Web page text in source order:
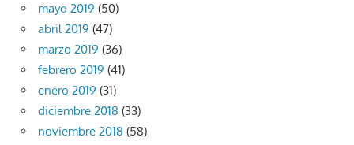
mayo 2019 (50)
abril 2019 (47)
marzo 2019 (36)
febrero 2019 (41)
enero 2019 (31)
diciembre 2018 (33)
noviembre 2018 (58)